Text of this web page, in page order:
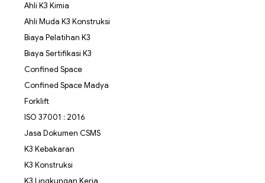
Ahli K3 Kimia
Ahli Muda K3 Konstruksi
Biaya Pelatihan K3
Biaya Sertifikasi K3
Confined Space
Confined Space Madya
Forklift
ISO 37001 : 2016
Jasa Dokumen CSMS
K3 Kebakaran
K3 Konstruksi